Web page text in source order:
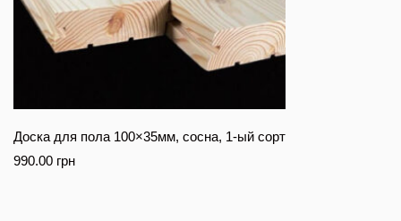
Доска для пола 100×35мм, сосна, 1-ый сорт
990.00 грн